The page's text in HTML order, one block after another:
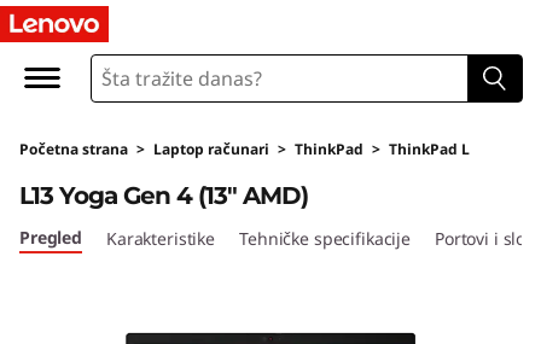
T
h
n
k
Početna strana > Laptop računari > ThinkPad > ThinkPad L
L13 Yoga Gen 4 (13″ AMD)
Pregled Karakteristike Tehničke specifikacije Portovi i